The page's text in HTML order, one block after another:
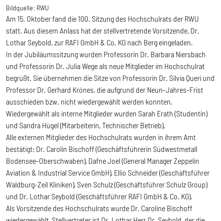
Bildquelle: RWU
Am 15. Oktober fand die 100. Sitzung des Hochschulrats der RWU
statt. Aus diesem Anlass hat der stellvertretende Vorsitzende, Dr.
Lothar Seybold, zur RAFI GmbH & Co. KG nach Berg eingeladen.
In der Jubiläumssitzung wurden Professorin Dr. Barbara Niersbach
und Professorin Dr. Julia Wege als neue Mitglieder im Hochschulrat
begrüßt. Sie übernehmen die Sitze von Professorin Dr. Silvia Queri und
Professor Dr. Gerhard Krönes, die aufgrund der Neun-Jahres-Frist
ausschieden bzw. nicht wiedergewählt werden konnten.
Wiedergewählt als interne Mitglieder wurden Sarah Erath (Studentin)
und Sandra Hügel (Mitarbeiterin, Technischer Betrieb).
Alle externen Mitglieder des Hochschulrats wurden in ihrem Amt
bestätigt: Dr. Carolin Bischoff (Geschäftsführerin Südwestmetall
Bodensee-Oberschwaben), Dafne Joel (General Manager Zeppelin
Aviation & Industrial Service GmbH), Ellio Schneider (Geschäftsführer
Waldburg-Zeil Kliniken), Sven Schulz (Geschäftsführer Schulz Group)
und Dr. Lothar Seybold (Geschäftsführer RAFI GmbH & Co. KG).
Als Vorsitzende des Hochschulrats wurde Dr. Caroline Bischoff